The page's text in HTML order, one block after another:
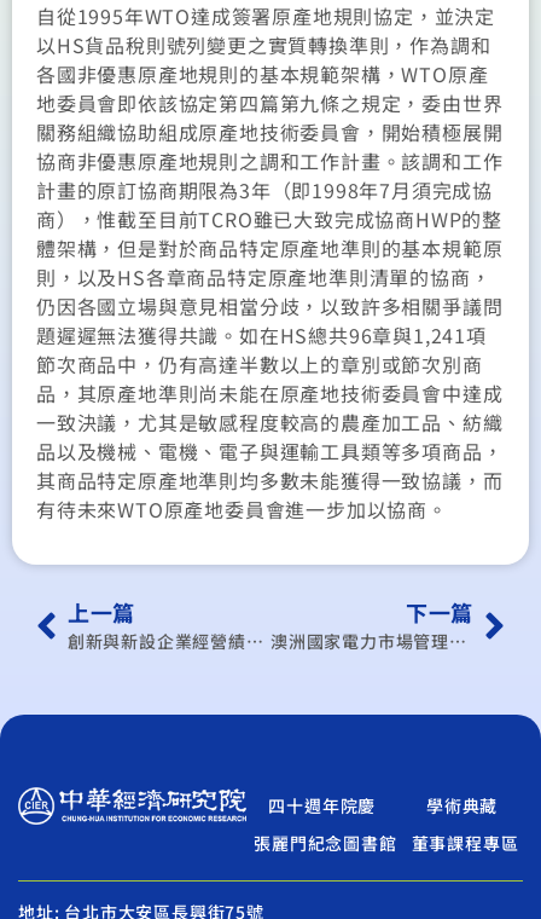
自從1995年WTO達成簽署原產地規則協定，並決定
以HS貨品稅則號列變更之實質轉換準則，作為調和
各國非優惠原產地規則的基本規範架構，WTO原產
地委員會即依該協定第四篇第九條之規定，委由世界
關務組織協助組成原產地技術委員會，開始積極展開
協商非優惠原產地規則之調和工作計畫。該調和工作
計畫的原訂協商期限為3年（即1998年7月須完成協
商），惟截至目前TCRO雖已大致完成協商HWP的整
體架構，但是對於商品特定原產地準則的基本規範原
則，以及HS各章商品特定原產地準則清單的協商，
仍因各國立場與意見相當分歧，以致許多相關爭議問
題遲遲無法獲得共識。如在HS總共96章與1,241項
節次商品中，仍有高達半數以上的章別或節次別商
品，其原產地準則尚未能在原產地技術委員會中達成
一致決議，尤其是敏感程度較高的農產加工品、紡織
品以及機械、電機、電子與運輸工具類等多項商品，
其商品特定原產地準則均多數未能獲得一致協議，而
有待未來WTO原產地委員會進一步加以協商。
上一篇
創新與新設企業經營績效之實證研究
下一篇
澳洲國家電力市場管理機構收費率結構及計算公式之探討
四十週年院慶
學術典藏
張麗門紀念圖書館
董事課程專區
地址: 台北市大安區長興街75號